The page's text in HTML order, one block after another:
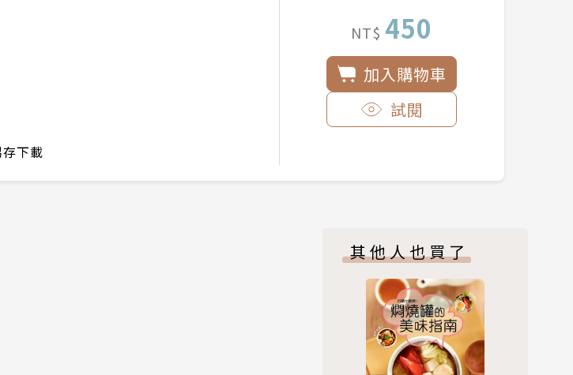
下載
NT$ 450
加入購物車
試閱
其他人也買了